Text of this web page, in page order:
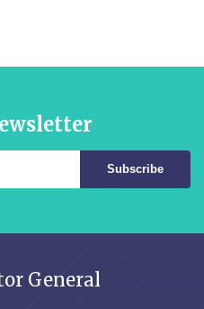
Subscribe
General